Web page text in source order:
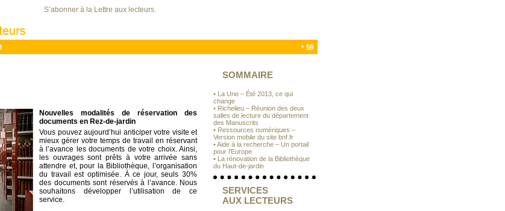
S’abonner à la Lettre aux lecteurs.
Nouvelles modalités de réservation des
documents en Rez-de-jardin
Vous pouvez aujourd’hui anticiper votre visite et
mieux gérer votre temps de travail en réservant
à l’avance les documents de votre choix. Ainsi,
les ouvrages sont prêts à votre arrivée sans
attendre et, pour la Bibliothèque, l’organisation
du travail est optimisée. À ce jour, seuls 30%
des documents sont réservés à l’avance. Nous
souhaitons développer l’utilisation de ce
service.
SOMMAIRE
• La Une – Été 2013, ce qui
change
• Richelieu – Réunion des deux
salles de lecture du département
des Manuscrits
• Ressources numériques –
Version mobile du site bnf.fr
• Aide à la recherche – Un portail
pour l'Europe
• La rénovation de la Bibliothèque
du Haut-de-jardin
SERVICES
AUX LECTEURS